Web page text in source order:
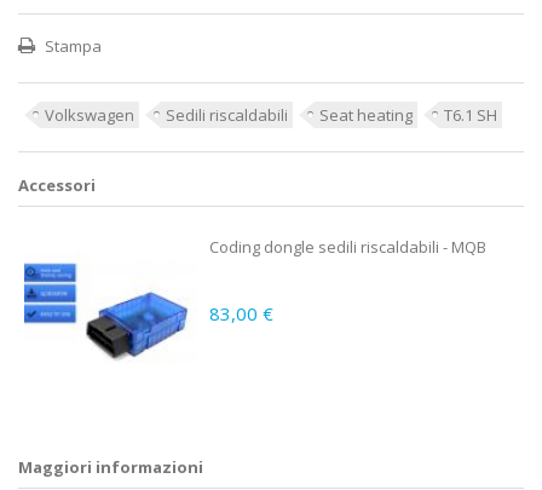
Stampa
Volkswagen Sedili riscaldabili Seat heating T6.1 SH
Accessori
Coding dongle sedili riscaldabili - MQB
83,00 €
Maggiori informazioni